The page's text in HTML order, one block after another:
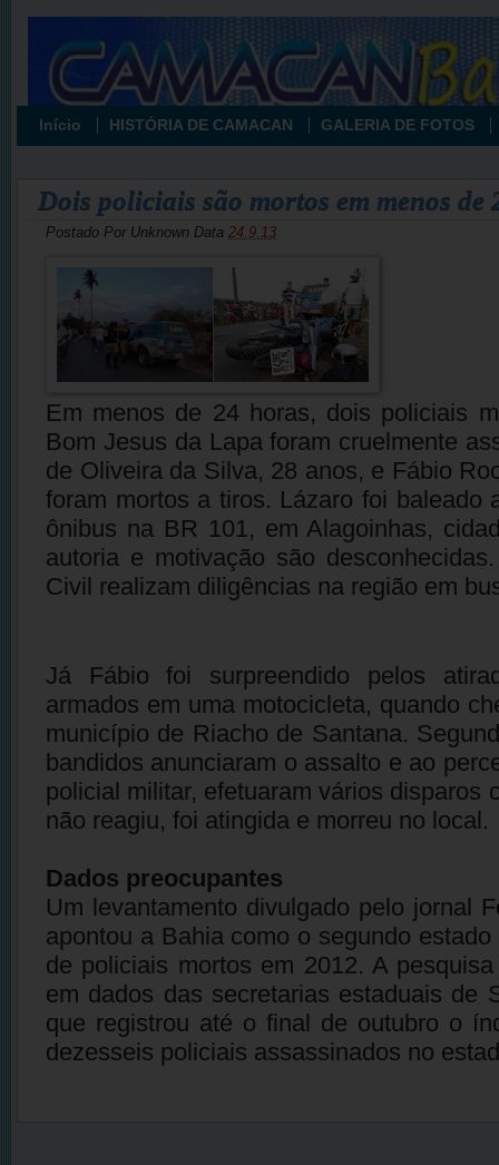
Início HISTÓRIA DE CAMACAN GALERIA DE FOTOS
Dois policiais são mortos em menos
Postado Por Unknown Data 24.9.13
Em menos de 24 horas, dois policiais
Bom Jesus da Lapa foram cruelmente
de Oliveira da Silva, 28 anos, e Fábio
foram mortos a tiros. Lázaro foi baleado
ônibus na BR 101, em Alagoinhas,
autoria e motivação são
Civil realizam diligências na região em
Já Fábio foi surpreendido pelos
armados em uma motocicleta, quando
município de Riacho de Santana.
bandidos anunciaram o assalto e ao
policial militar, efetuaram vários disparos
não reagiu, foi atingida e morreu no local.
Dados preocupantes
Um levantamento divulgado pelo jornal
apontou a Bahia como o segundo
de policiais mortos em 2012. A
em dados das secretarias estaduais de
que registrou até o final de outubro o
dezesseis policiais assassinados no